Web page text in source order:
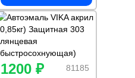
81185
1200 ₽